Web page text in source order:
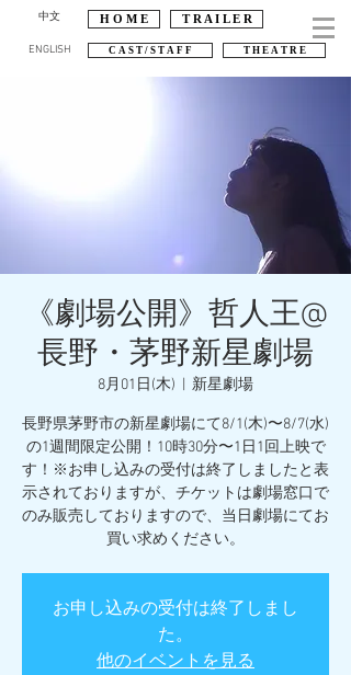
中文
ENGLISH
H O M E T R A I L E R
C A S T / S T A F F T H E A T R E
《劇場公開》哲人王@
長野・茅野新星劇場
8月01日(木) 新星劇場
長野県茅野市の新星劇場にて8/1(木)〜8/7(水)
の1週間限定公開！10時30分〜1日1回上映で
す！※お申し込みの受付は終了しましたと表
示されておりますが、チケットは劇場窓口で
のみ販売しておりますので、当日劇場にてお
買い求めください。
お申し込みの受付は終了しまし
た。
他のイベントを見る